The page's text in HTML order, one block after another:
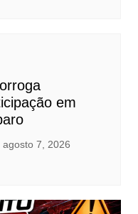
em
agosto 7, 2026